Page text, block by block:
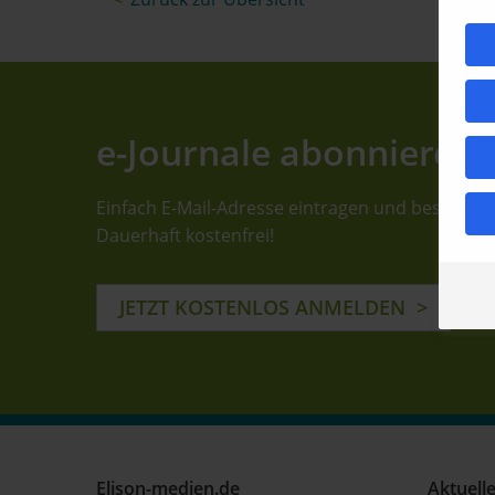
e-Journale abonnieren
Einfach E-Mail-Adresse eintragen und bestätigen.
Dauerhaft kostenfrei!
JETZT KOSTENLOS ANMELDEN
Elison-medien.de